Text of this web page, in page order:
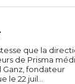
que la
de Prisma
Ganz, fondateur
22 juil...